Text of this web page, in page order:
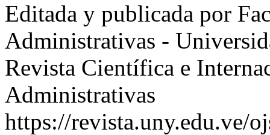
Editada y publicada por
Administrativas -
Revista Científica e
Administrativas
https://revista.uny.edu.ve/